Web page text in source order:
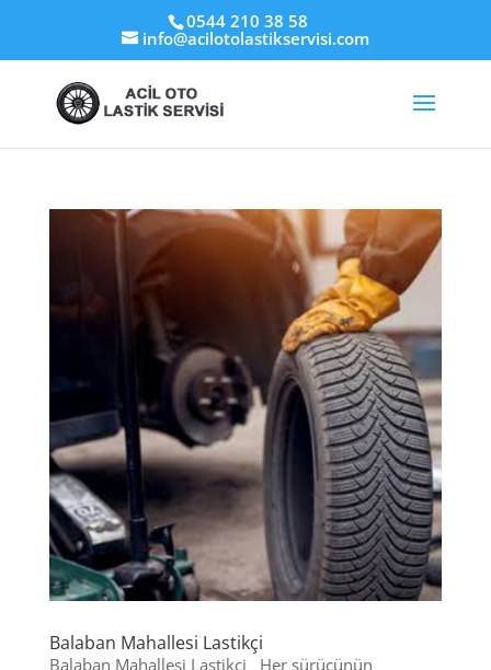
0544 210 38 58
info@acilotolastikservisi.com
Balaban Mahallesi Lastikçi
Balaban Mahallesi Lastikçi Her sürücünün